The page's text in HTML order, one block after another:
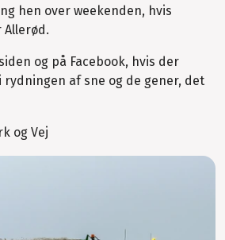
hen over weekenden, hvis
og på Facebook, hvis der
af sne og de gener, det
og Vej